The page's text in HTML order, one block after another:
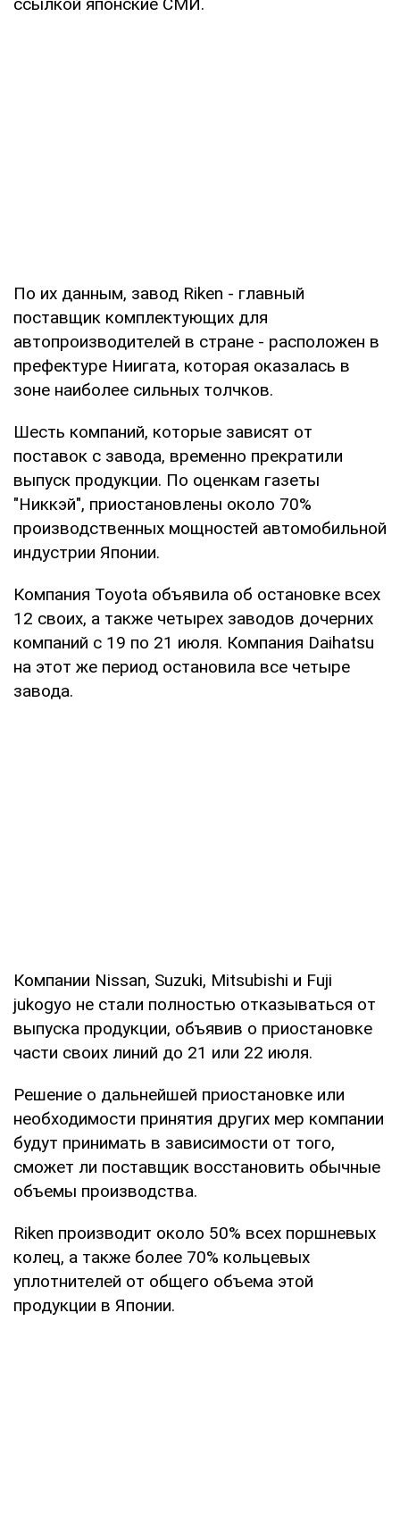
По их данным, завод Riken - главный
поставщик комплектующих для
автопроизводителей в стране - расположен в
префектуре Ниигата, которая оказалась в
зоне наиболее сильных толчков.
Шесть компаний, которые зависят от
поставок с завода, временно прекратили
выпуск продукции. По оценкам газеты
"Никкэй", приостановлены около 70%
производственных мощностей автомобильной
индустрии Японии.
Компания Toyota объявила об остановке всех
12 своих, а также четырех заводов дочерних
компаний с 19 по 21 июля. Компания Daihatsu
на этот же период остановила все четыре
завода.
Компании Nissan, Suzuki, Mitsubishi и Fuji
jukogyo не стали полностью отказываться от
выпуска продукции, объявив о приостановке
части своих линий до 21 или 22 июля.
Решение о дальнейшей приостановке или
необходимости принятия других мер компании
будут принимать в зависимости от того,
сможет ли поставщик восстановить обычные
объемы производства.
Riken производит около 50% всех поршневых
колец, а также более 70% кольцевых
уплотнителей от общего объема этой
продукции в Японии.